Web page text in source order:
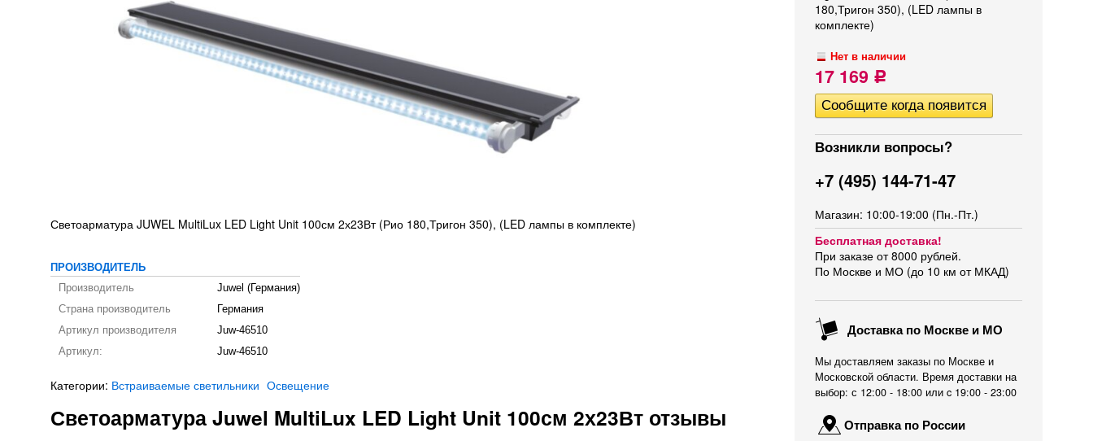
180,Тригон 350), (LED лампы в
комплекте)
Нет в наличии
17 169 Р
Возникли вопросы?
+7 (495) 144-71-47
Магазин: 10:00-19:00 (Пн.-Пт.)
Бесплатная доставка!
При заказе от 8000 рублей.
По Москве и МО (до 10 км от МКАД)
Доставка по Москве и МО
Мы доставляем заказы по Москве и
Московской области. Время доставки на
выбор: с 12:00 - 18:00 или c 19:00 - 23:00
Отправка по России
Светоарматура JUWEL MultiLux LED Light Unit 100см 2х23Вт (Рио 180,Тригон 350), (LED лампы в комплекте)
ПРОИЗВОДИТЕЛЬ
Производитель
Juwel (Германия)
Страна производитель
Германия
Артикул производителя
Juw-46510
Артикул:
Juw-46510
Категории: Встраиваемые светильники Освещение
Светоарматура Juwel MultiLux LED Light Unit 100см 2х23Вт отзывы